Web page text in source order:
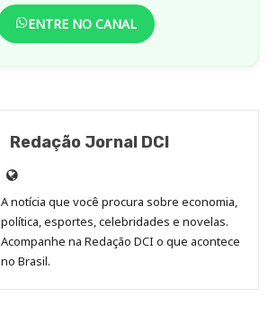
ENTRE NO CANAL
Redação Jornal DCI
Site
de
Redação
Jornal
DCI
A notícia que você procura sobre economia,
política, esportes, celebridades e novelas.
Acompanhe na Redação DCI o que acontece
no Brasil.